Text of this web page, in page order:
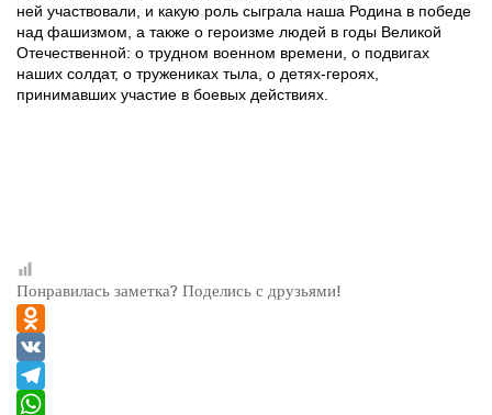
ней участвовали, и какую роль сыграла наша Родина в победе
над фашизмом, а также о героизме людей в годы Великой
Отечественной: о трудном военном времени, о подвигах
наших солдат, о тружениках тыла, о детях-героях,
принимавших участие в боевых действиях.
Понравилась заметка? Поделись с друзьями!
Odnoklassniki
VK
Telegram